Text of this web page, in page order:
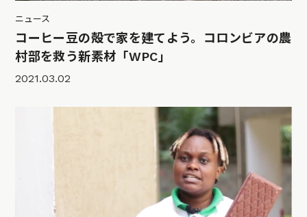
ニュース
コーヒー豆の殻で家を建てよう。コロンビアの農
村部を救う新素材「WPC」
2021.03.02